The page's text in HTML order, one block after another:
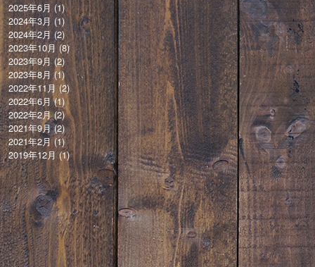
2025年6月 (1)
2024年3月(1)
2024年2月(2)
2023年10月(8)
2023年9月(2)
2023年8月(1)
2022年11月(2)
2022年6月(1)
2022年2月(2)
2021年9月(2)
2021年2月(1)
2019年12月(1)